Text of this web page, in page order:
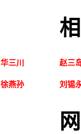
华三川 赵三
徐燕孙 刘锡